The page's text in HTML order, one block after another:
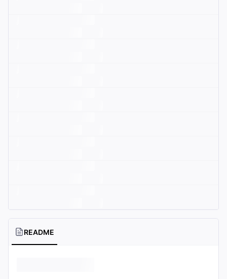
README